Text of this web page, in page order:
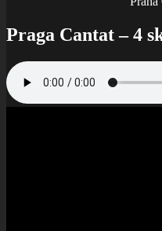
Praga Cantat – 4